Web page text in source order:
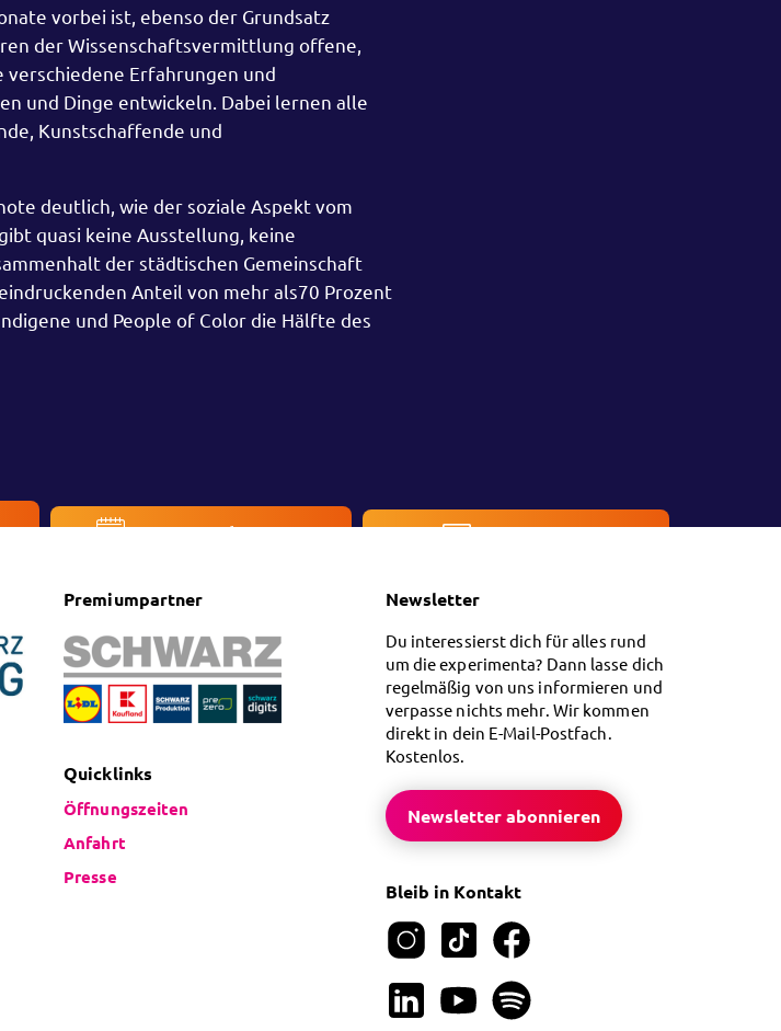
vorbei ist, ebenso der Grundsatz
der Wissenschaftsvermittlung offene,
Erfahrungen und
und Dinge entwickeln. Dabei lernen alle
Kunstschaffende und
deutlich, wie der soziale Aspekt vom
quasi keine Ausstellung, keine
der städtischen Gemeinschaft
Anteil von mehr als70 Prozent
und People of Color die Hälfte des
Veranstaltungen
Premiumpartner
Quicklinks
Öffnungszeiten
Anfahrt
Presse
Newsletter
Du interessierst dich für alles rund
um die experimenta? Dann lasse dich
regelmäßig von uns informieren und
verpasse nichts mehr. Wir kommen
direkt in dein E-Mail-Postfach.
Kostenlos.
Newsletter abonnieren
Bleib in Kontakt